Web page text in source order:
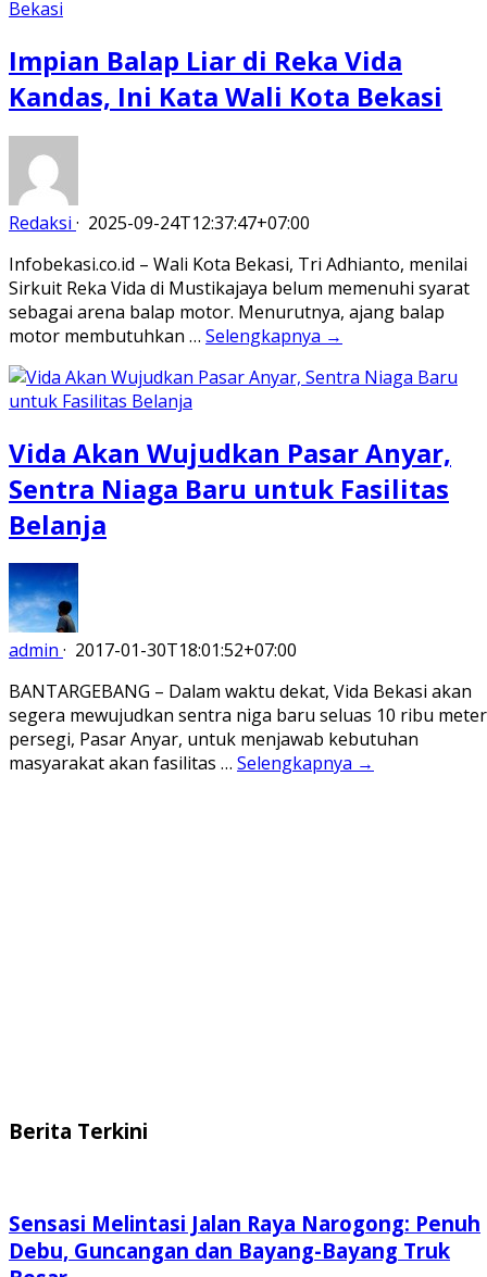
Impian Balap Liar di Reka Vida
Kandas, Ini Kata Wali Kota Bekasi
Redaksi · 2025-09-24T12:37:47+07:00
Infobekasi.co.id – Wali Kota Bekasi, Tri Adhianto, menilai
Sirkuit Reka Vida di Mustikajaya belum memenuhi syarat
sebagai arena balap motor. Menurutnya, ajang balap
motor membutuhkan … Selengkapnya →
Vida Akan Wujudkan Pasar Anyar,
Sentra Niaga Baru untuk Fasilitas
Belanja
admin · 2017-01-30T18:01:52+07:00
BANTARGEBANG – Dalam waktu dekat, Vida Bekasi akan
segera mewujudkan sentra niga baru seluas 10 ribu meter
persegi, Pasar Anyar, untuk menjawab kebutuhan
masyarakat akan fasilitas … Selengkapnya →
Berita Terkini
Sensasi Melintasi Jalan Raya Narogong: Penuh
Debu, Guncangan dan Bayang-Bayang Truk